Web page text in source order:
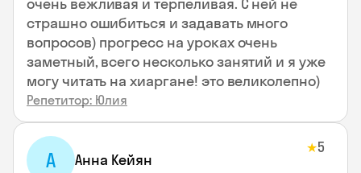
страшно ошибиться и задавать много
вопросов) прогресс на уроках очень
заметный, всего несколько занятий и я уже
могу читать на хиаргане! это великолепно)
Репетитор: Юлия
А Анна Кейян
★5